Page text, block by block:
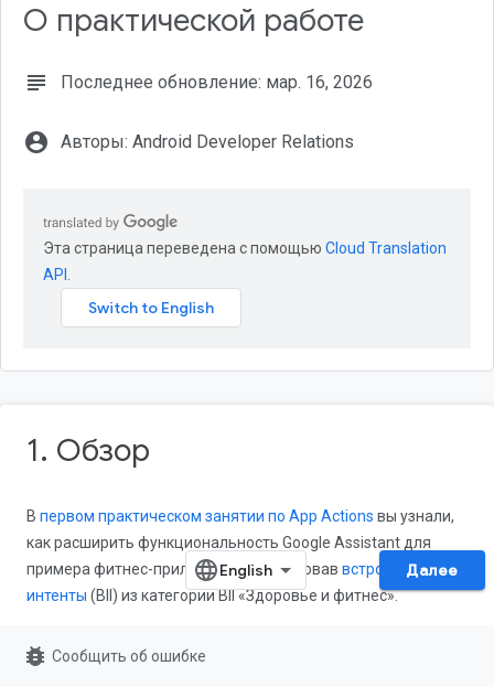
О практической работе
subject Последнее обновление: мар. 16, 2026
account_circle Авторы: Android Developer Relations
Эта страница переведена с помощью Cloud Translation
API
1. Обзор
В первом практическом занятии по App Actions вы узнали,
как расширить функциональность Google Assistant для
примера фитнес-приложения, реализовав встроенные
интенты (BII) из категории BII «Здоровье и фитнес».
определенные функции приложений непосредственно из
Далее
bug_report Сообщить об ошибке